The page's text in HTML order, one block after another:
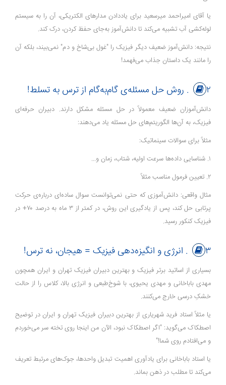
یا آقای امیراحمد میرسعید برای یاددادن مدارهای الکتریکی، آن را به سیستم
لوله‌کشی آب تشبیه می‌کند تا دانش‌آموز به‌جای حفظ کردن، درک کند.
نتیجه: دانش‌آموز ضعیف دیگر فیزیک را "غول بی‌شاخ و دم" نمی‌بیند، بلکه آن
را مانند یک داستان جذاب می‌فهمد!
۲. روش حل مسئله‌ی گام‌به‌گام از ترس به تسلط!
دانش‌آموزان ضعیف معمولاً در حل مسئله مشکل دارند. دبیران حرفه‌ای
فیزیک، به آن‌ها الگوریتم‌های حل مسئله یاد می‌دهند:
مثلاً برای سوالات سینماتیک:
۱. شناسایی داده‌ها سرعت اولیه، شتاب، زمان و...
۲. تعیین فرمول مناسب مثلاً
مثال واقعی: دانش‌آموزی که حتی نمی‌توانست سوال ساده‌ای درباره‌ی حرکت
پرتابی حل کند، پس از یادگیری این روش، در کمتر از ۳ ماه به درصد ۷۰+ در
فیزیک کنکور رسید.
۳. انرژی و انگیزه‌دهی فیزیک = هیجان، نه ترس!
بسیاری از اساتید برتر فیزیک و بهترین دبیران فیزیک تهران و ایران همچون
مهدی باباخانی و مهدی یحیوی، با شوخ‌طبعی و انرژی بالا، کلاس را از حالت
خشکِ درسی خارج می‌کنند.
یا مثلاً استاد فرید شهریاری از بهترین دبیران فیزیک تهران و ایران در توضیح
اصطکاک می‌گوید: "اگر اصطکاک نبود، الآن من اینجا روی تخته سر می‌خوردم
و می‌افتادم روی شما!"
یا استاد باباخانی برای یادآوری اهمیت تبدیل واحدها، جوک‌های مرتبط تعریف
می‌کند تا مطلب در ذهن بماند.